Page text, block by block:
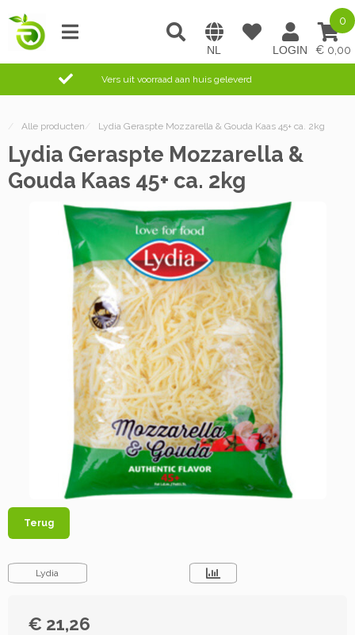
0,00
0
Vers uit voorraad aan huis geleverd
/ Alle producten / Lydia Geraspte Mozzarella & Gouda Kaas 45+ ca. 2kg
Lydia Geraspte Mozzarella &
Gouda Kaas 45+ ca. 2kg
Terug
Lydia
€ 21,26